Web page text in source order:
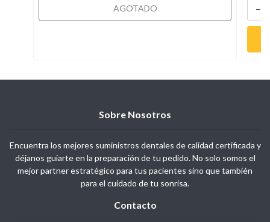
AGOTADO -
Sobre Nosotros
Encuentra los mejores suministros dentales de calidad certificada y
déjanos guiarte en la preparación de tu pedido. No solo somos el
mejor partner estratégico para tus pacientes sino que también
para el cuidado de tu sonrisa.
Contacto